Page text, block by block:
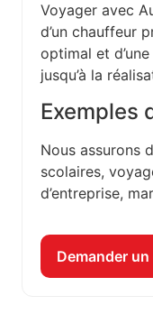
Voyager avec
d’un chauffeur
optimal et
jusqu’à la
Exemples
Nous assurons
scolaires,
d’entreprise,
Demander